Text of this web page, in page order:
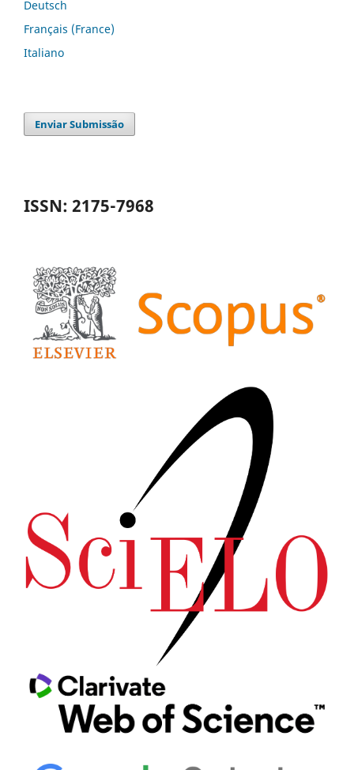
Deutsch
Français (France)
Italiano
Enviar Submissão
ISSN: 2175-7968